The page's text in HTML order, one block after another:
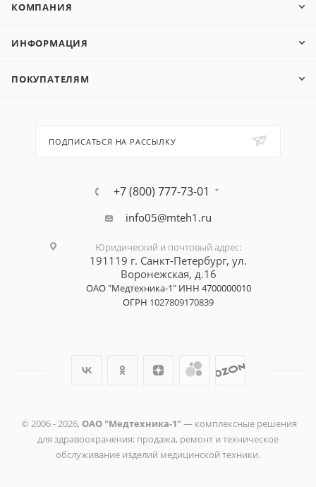
КОМПАНИЯ
ИНФОРМАЦИЯ
ПОКУПАТЕЛЯМ
ПОДПИСАТЬСЯ НА РАССЫЛКУ
+7 (800) 777-73-01
info05@mteh1.ru
Юридический и почтовый адрес:
191119 г. Санкт-Петербург, ул.
Воронежская, д.16
ОАО "Медтехника-1" ИНН 4700000010
ОГРН 1027809170839
© 2006 -2026, ОАО "Медтехника-1"— комплексные решения
для здравоохранения: продажа, ремонт и техническое
обслуживание изделий медицинской техники.